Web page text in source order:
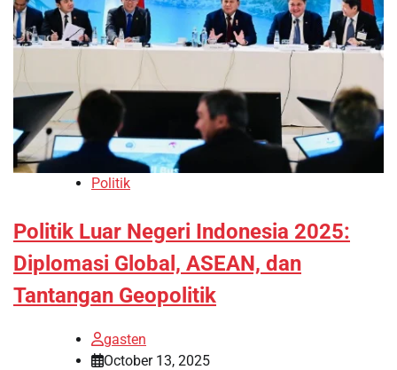
Politik
Politik Luar Negeri Indonesia 2025:
Diplomasi Global, ASEAN, dan
Tantangan Geopolitik
gasten
October 13, 2025